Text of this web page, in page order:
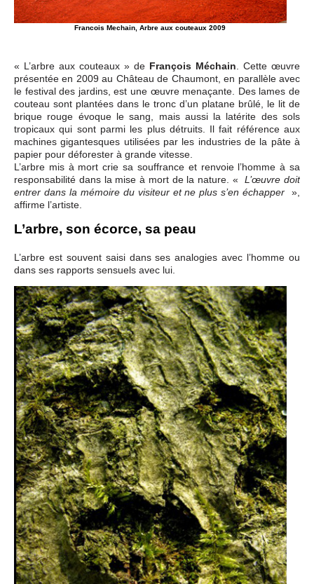
Francois Mechain, Arbre aux couteaux 2009
« L’arbre aux couteaux » de François Méchain . Cette œuvre
présentée en 2009 au Château de Chaumont, en parallèle avec
le festival des jardins, est une œuvre menaçante. Des lames de
couteau sont plantées dans le tronc d’un platane brûlé, le lit de
brique rouge évoque le sang, mais aussi la latérite des sols
tropicaux qui sont parmi les plus détruits. Il fait référence aux
machines gigantesques utilisées par les industries de la pâte à
papier pour déforester à grande vitesse.
L’arbre mis à mort crie sa souffrance et renvoie l’homme à sa
responsabilité dans la mise à mort de la nature. «
L’œuvre doit
entrer dans la mémoire du visiteur et ne plus s’en échapper
»,
affirme l’artiste.
L’arbre, son écorce, sa peau
L’arbre est souvent saisi dans ses analogies avec l’homme ou
dans ses rapports sensuels avec lui.